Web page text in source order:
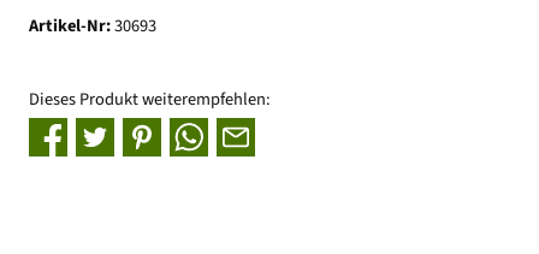
Artikel-Nr:30693
Dieses Produkt weiterempfehlen: